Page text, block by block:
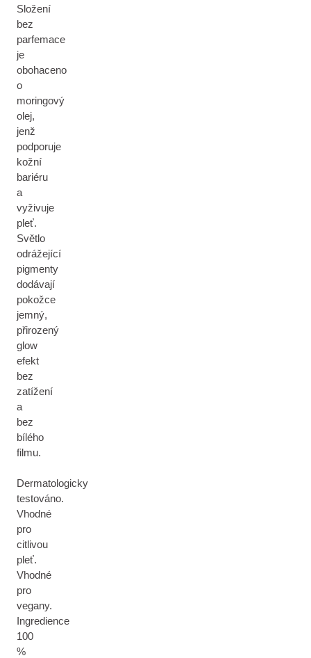
Složení
bez
parfemace
je
obohaceno
o
moringový
olej,
jenž
podporuje
kožní
bariéru
a
vyživuje
pleť.
Světlo
odrážející
pigmenty
dodávají
pokožce
jemný,
přirozený
glow
efekt
bez
zatížení
a
bez
bílého
filmu.
Dermatologicky
testováno.
Vhodné
pro
citlivou
pleť.
Vhodné
pro
vegany.
Ingredience
100
%